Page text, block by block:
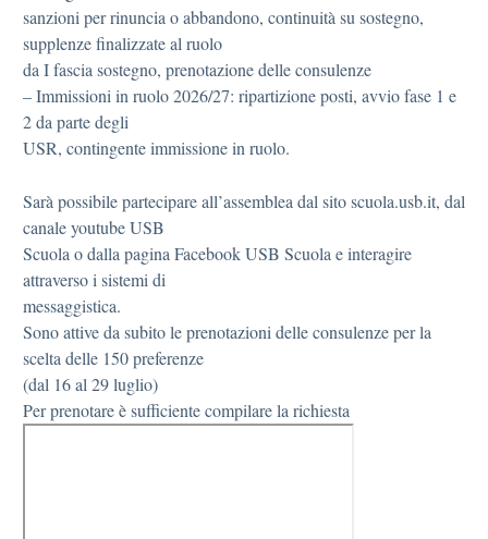
sanzioni per rinuncia o abbandono, continuità su sostegno,
supplenze finalizzate al ruolo
da I fascia sostegno, prenotazione delle consulenze
– Immissioni in ruolo 2026/27: ripartizione posti, avvio fase 1 e
2 da parte degli
USR, contingente immissione in ruolo.
Sarà possibile partecipare all’assemblea dal sito scuola.usb.it, dal
canale youtube USB
Scuola o dalla pagina Facebook USB Scuola e interagire
attraverso i sistemi di
messaggistica.
Sono attive da subito le prenotazioni delle consulenze per la
scelta delle 150 preferenze
(dal 16 al 29 luglio)
Per prenotare è sufficiente compilare la richiesta